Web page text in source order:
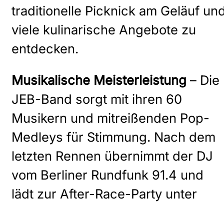
traditionelle Picknick am Geläuf
viele kulinarische Angebote zu
entdecken.
Musikalische Meisterleistung – Die
JEB-Band sorgt mit ihren 60
Musikern und mitreißenden Pop-
Medleys für Stimmung. Nach dem
letzten Rennen übernimmt der DJ
vom Berliner Rundfunk 91.4 und
lädt zur After-Race-Party unter